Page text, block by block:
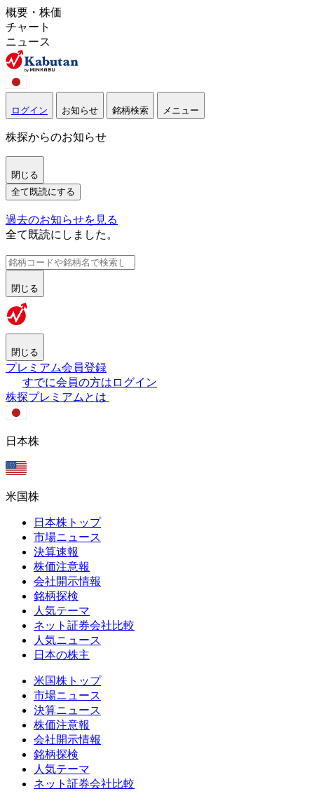
概要・株価
チャート
ニュース
ログイン お知らせ 銘柄検索 メニュー
株探からのお知らせ
閉じる
全て既読にする
過去のお知らせを見る
全て既読にしました。
閉じる
閉じる
プレミアム会員登録
すでに会員の方はログイン
株探プレミアムとは
日本株
米国株
日本株トップ
市場ニュース
決算速報
株価注意報
会社開示情報
銘柄探検
人気テーマ
ネット証券会社比較
人気ニュース
日本の株主
米国株トップ
市場ニュース
決算ニュース
株価注意報
会社開示情報
銘柄探検
人気テーマ
ネット証券会社比較